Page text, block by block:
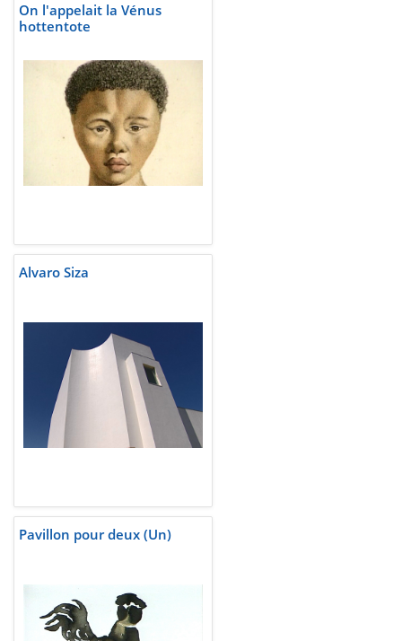
On l'appelait la Vénus
hottentote
Alvaro Siza
Pavillon pour deux (Un)